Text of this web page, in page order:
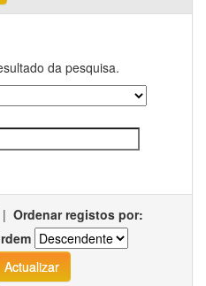
da pesquisa.
| Ordenar registos por: